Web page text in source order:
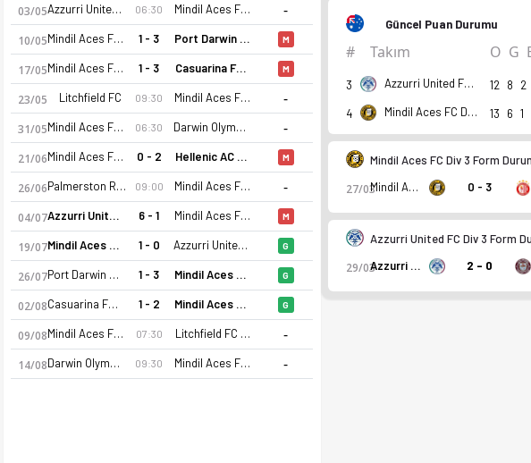
03/05 Azzurri United FC B Div 3 06:30 Mindil Aces FC Div 3 -
10/05 Mindil Aces FC Div 3 1 - 3 Port Darwin FC Div 3 M
17/05 Mindil Aces FC Div 3 1 - 3 Casuarina FC Div 3 M
23/05 Litchfield FC 09:30 Mindil Aces FC Div 3 -
31/05 Mindil Aces FC Div 3 06:30 Darwin Olympic SC Div 3 -
21/06 Mindil Aces FC Div 3 0 - 2 Hellenic AC Div 3 M
26/06 Palmerston Rovers FC Div 3 09:00 Mindil Aces FC Div 3 -
04/07 Azzurri United FC Div 3 6 - 1 Mindil Aces FC Div 3 M
19/07 Mindil Aces FC Div 3 1 - 0 Azzurri United FC B Div 3 G
26/07 Port Darwin FC Div 3 1 - 3 Mindil Aces FC Div 3 G
02/08 Casuarina FC Div 3 1 - 2 Mindil Aces FC Div 3 G
09/08 Mindil Aces FC Div 3 07:30 Litchfield FC Div 3 -
14/08 Darwin Olympic SC Div 3 09:30 Mindil Aces FC Div 3 -
Güncel Puan Durumu
# Takım O G
3 Azzurri United FC Div 3 12 8 2
4
Mindil Aces FC Div 3 13 6 1
Mindil Aces FC Div 3 Form
27/03 Mindil Aces FC Div 3 0 - 3
Azzurri United FC Div 3 Form
29/03 Azzurri United FC Div 3 2 - 0